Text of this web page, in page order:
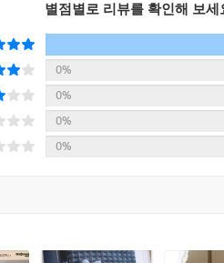
하는 대가를 준다면
이 무릎을 꿇을 것이다
고백이다.별점별로 리뷰를 확인해 보세
0%
0%
0%
0%